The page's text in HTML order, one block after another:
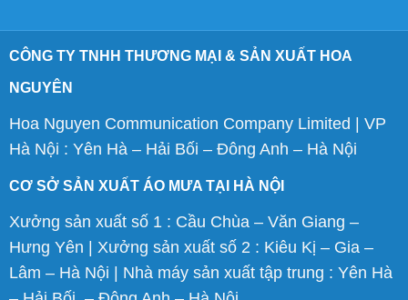
CÔNG TY TNHH THƯƠNG MẠI & SẢN XUẤT HOA
NGUYÊN
Hoa Nguyen Communication Company Limited | VP
Hà Nội : Yên Hà – Hải Bối – Đông Anh – Hà Nội
CƠ SỞ SẢN XUẤT ÁO MƯA TẠI HÀ NỘI
Xưởng sản xuất số 1 : Cầu Chùa – Văn Giang –
Hưng Yên | Xưởng sản xuất số 2 : Kiêu Kị – Gia –
Lâm – Hà Nội | Nhà máy sản xuất tập trung : Yên Hà